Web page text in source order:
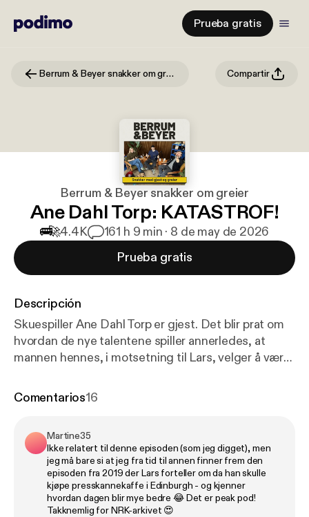
Prueba gratis
Berrum & Beyer snakker om greier Compartir
Berrum & Beyer snakker om greier
Ane Dahl Torp: KATASTROF!
🚌🚀4.4K 161 h 9 min · 8 de may de 2026
Prueba gratis
Descripción
Skuespiller Ane Dahl Torp er gjest. Det blir prat om
hvordan de nye talentene spiller annerledes, at
mannen hennes, i motsetning til Lars, velger å være
Teaterhøgskolen.
Comentarios16
Martine35
Ikke relatert til denne episoden (som jeg digget), men
jeg må bare si at jeg fra tid til annen finner frem den
episoden fra 2019 der Lars forteller om da han skulle
kjøpe presskannekaffe i Edinburgh - og kjenner
hvordan dagen blir mye bedre 😂 Det er peak pod!
Takknemlig for NRK-arkivet 😍